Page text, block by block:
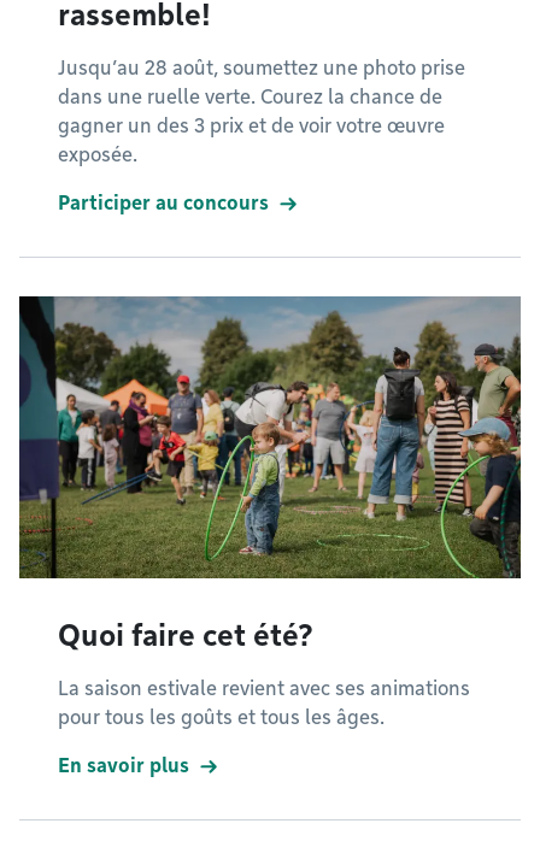
rassemble!
Jusqu’au 28 août, soumettez une photo prise
dans une ruelle verte. Courez la chance de
gagner un des 3 prix et de voir votre œuvre
exposée.
Participer au concours
Quoi faire cet été?
La saison estivale revient avec ses animations
pour tous les goûts et tous les âges.
En savoir plus